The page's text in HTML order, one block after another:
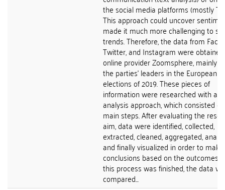
the social media platforms (mostly
This approach could uncover
made it much more challenging to
trends. Therefore, the data from
Twitter, and Instagram were
online provider Zoomsphere, mainly
the parties' leaders in the European
elections of 2019. These pieces of
information were researched with a
analysis approach, which consisted
main steps. After evaluating the
aim, data were identified, collected,
extracted, cleaned, aggregated,
and finally visualized in order to make
conclusions based on the outcomes.
this process was finished, the data
compared...